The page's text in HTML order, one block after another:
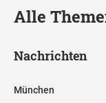
Alle
Nachrichten
München